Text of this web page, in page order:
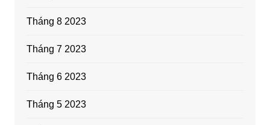
Tháng 8 2023
Tháng 7 2023
Tháng 6 2023
Tháng 5 2023